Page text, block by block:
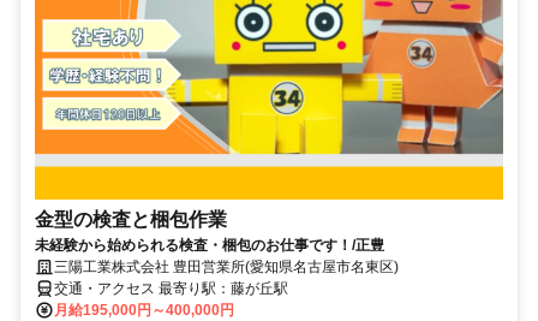
金型の検査と梱包作業
未経験から始められる検査・梱包のお仕事です！/正豊
三陽工業株式会社 豊田営業所(愛知県名古屋市名東区)
交通・アクセス 最寄り駅：藤が丘駅
月給195,000円～400,000円